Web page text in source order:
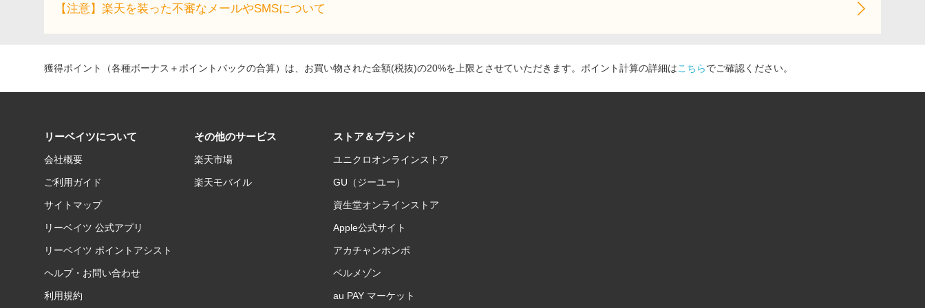
【注意】楽天を装った不審なメールやSMSについて
獲得ポイント（各種ボーナス＋ポイントバックの合算）は、お買い物された金額(税抜)の20%を上限とさせていただきます。ポイント計算の詳細はこちらでご確認ください。
リーベイツについて
会社概要
ご利用ガイド
サイトマップ
リーベイツ 公式アプリ
リーベイツ ポイントアシスト
ヘルプ・お問い合わせ
利用規約
その他のサービス
楽天市場
楽天モバイル
ストア＆ブランド
ユニクロオンラインストア
GU（ジーユー）
資生堂オンラインストア
Apple公式サイト
アカチャンホンポ
ベルメゾン
au PAY マーケット